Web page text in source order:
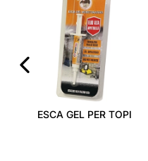
ESCA GEL PER TOPI